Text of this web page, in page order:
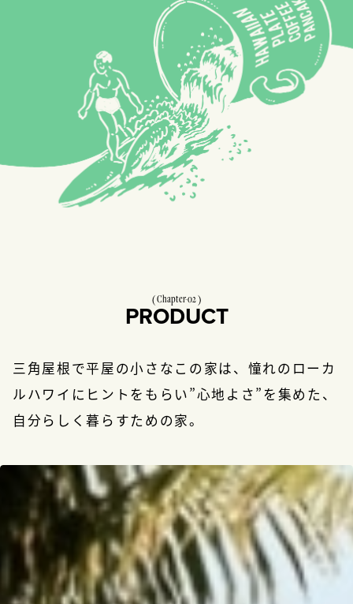
Chapter-02
PRODUCT
三角屋根で平屋の小さなこの家は、憧れのローカ
ルハワイにヒントをもらい”心地よさ”を集めた、
自分らしく暮らすための家。